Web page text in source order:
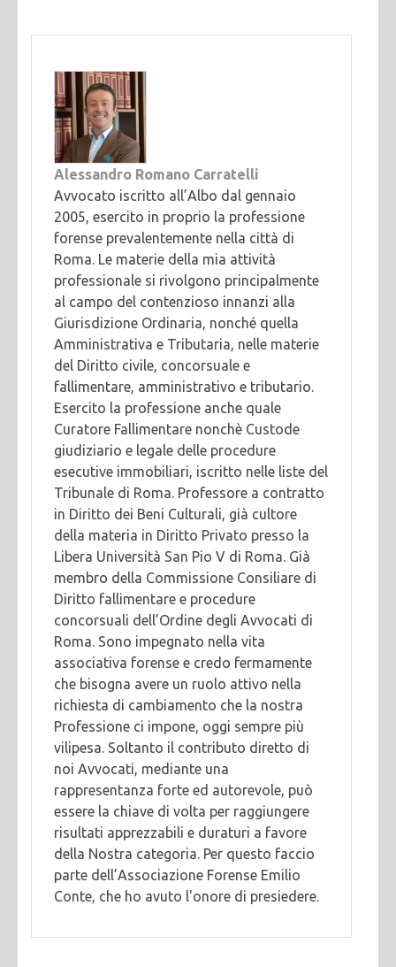
Alessandro Romano Carratelli
Avvocato iscritto all’Albo dal gennaio
2005, esercito in proprio la professione
forense prevalentemente nella città di
Roma. Le materie della mia attività
professionale si rivolgono principalmente
al campo del contenzioso innanzi alla
Giurisdizione Ordinaria, nonché quella
Amministrativa e Tributaria, nelle materie
del Diritto civile, concorsuale e
fallimentare, amministrativo e tributario.
Esercito la professione anche quale
Curatore Fallimentare nonchè Custode
giudiziario e legale delle procedure
esecutive immobiliari, iscritto nelle liste del
Tribunale di Roma. Professore a contratto
in Diritto dei Beni Culturali, già cultore
della materia in Diritto Privato presso la
Libera Università San Pio V di Roma. Già
membro della Commissione Consiliare di
Diritto fallimentare e procedure
concorsuali dell’Ordine degli Avvocati di
Roma. Sono impegnato nella vita
associativa forense e credo fermamente
che bisogna avere un ruolo attivo nella
richiesta di cambiamento che la nostra
Professione ci impone, oggi sempre più
vilipesa. Soltanto il contributo diretto di
noi Avvocati, mediante una
rappresentanza forte ed autorevole, può
essere la chiave di volta per raggiungere
risultati apprezzabili e duraturi a favore
della Nostra categoria. Per questo faccio
parte dell’Associazione Forense Emilio
Conte, che ho avuto l'onore di presiedere.